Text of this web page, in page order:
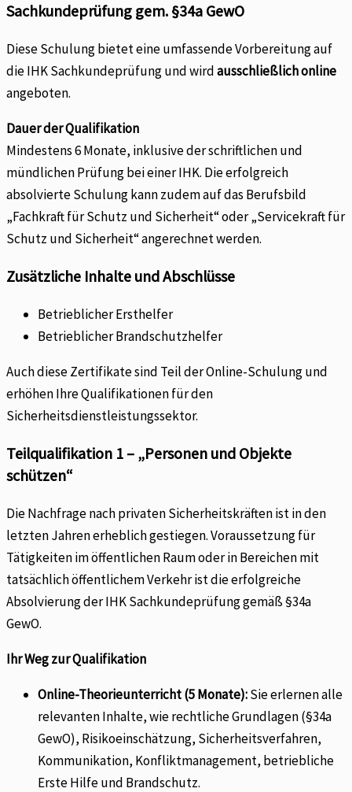
Sachkundeprüfung gem. §34a GewO
Diese Schulung bietet eine umfassende Vorbereitung auf
die IHK Sachkundeprüfung und wirdausschließlich online
angeboten.
Dauer der Qualifikation
Mindestens 6 Monate, inklusive der schriftlichen und
mündlichen Prüfung bei einer IHK. Die erfolgreich
absolvierte Schulung kann zudem auf das Berufsbild
„Fachkraft für Schutz und Sicherheit“ oder „Servicekraft für
Schutz und Sicherheit“ angerechnet werden.
Zusätzliche Inhalte und Abschlüsse
Betrieblicher Ersthelfer
Betrieblicher Brandschutzhelfer
Auch diese Zertifikate sind Teil der Online-Schulung und
erhöhen Ihre Qualifikationen für den
Sicherheitsdienstleistungssektor.
Teilqualifikation 1 – „Personen und Objekte
schützen“
Die Nachfrage nach privaten Sicherheitskräften ist in den
letzten Jahren erheblich gestiegen. Voraussetzung für
Tätigkeiten im öffentlichen Raum oder in Bereichen mit
tatsächlich öffentlichem Verkehr ist die erfolgreiche
Absolvierung der IHK Sachkundeprüfung gemäß §34a
GewO.
Ihr Weg zur Qualifikation
Online-Theorieunterricht (5 Monate):Sie erlernen alle
relevanten Inhalte, wie rechtliche Grundlagen (§34a
GewO), Risikoeinschätzung, Sicherheitsverfahren,
Kommunikation, Konfliktmanagement, betriebliche
Erste Hilfe und Brandschutz.